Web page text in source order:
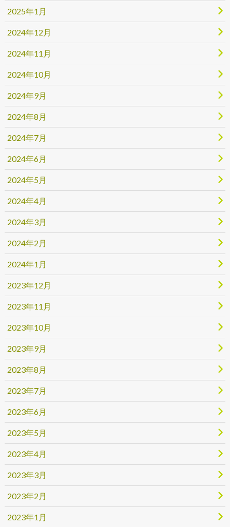
2025年1月
2024年12月
2024年11月
2024年10月
2024年9月
2024年8月
2024年7月
2024年6月
2024年5月
2024年4月
2024年3月
2024年2月
2024年1月
2023年12月
2023年11月
2023年10月
2023年9月
2023年8月
2023年7月
2023年6月
2023年5月
2023年4月
2023年3月
2023年2月
2023年1月